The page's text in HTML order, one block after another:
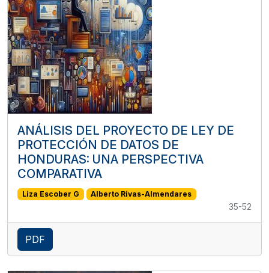
ANÁLISIS DEL PROYECTO DE LEY DE
PROTECCIÓN DE DATOS DE
HONDURAS: UNA PERSPECTIVA
COMPARATIVA
Liza Escober G Alberto Rivas-Almendares
35-52
PDF